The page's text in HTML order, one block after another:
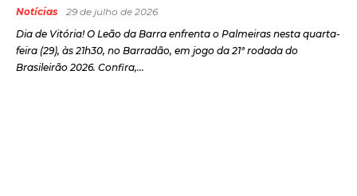
Notícias
29 de julho de 2026
Dia de Vitória! O Leão da Barra enfrenta o Palmeiras nesta quarta-
feira (29), às 21h30, no Barradão, em jogo da 21ª rodada do
Brasileirão 2026. Confira,...